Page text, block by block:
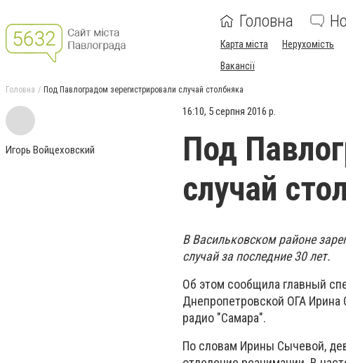
Головна
Карта міста Нерухомість
Вакансії
Головна Под Павлоградом зерегистрировали случай столбняка
Игорь Войцеховский
16:10, 5 серпня 2016 р.
Под
случай
В Васильковском районе
случай за последние 30 лет.
Об этом сообщила главный
Днепропетровской ОГА
радио "Самара".
По словам Ирины Сычевой,